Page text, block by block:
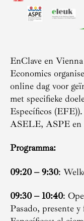
EnClave en
Economics
online dag voor
met specifieke
Específicos
ASELE, ASPE
Programma:
09:20 – 9:30:
09:30 – 10:40:
Pasado, presente